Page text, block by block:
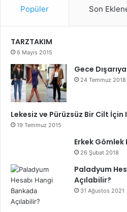
Popüler Son
TARZTAKIM
6 Mayıs 2015
Gece
24 Temmuz 2018
Lekesiz ve Pürüzsüz Bir Cilt
19 Temmuz 2015
Erkek
26 Şubat 2018
Paladyum
Açılabilir?
31 Ağustos 2021